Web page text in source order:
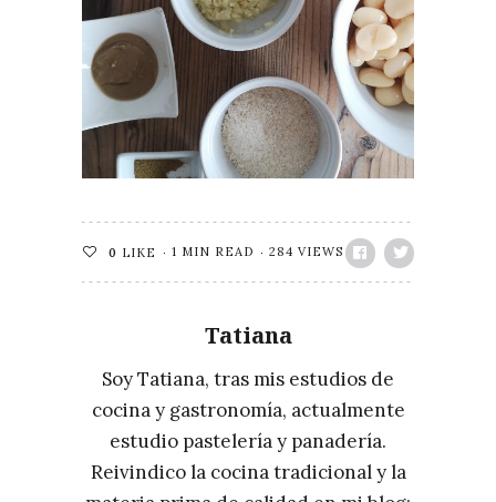
RECOMENDACIONES
0 LIKE 1 MIN READ 284 VIEWS
Tatiana
Soy Tatiana, tras mis estudios de
cocina y gastronomía, actualmente
estudio pastelería y panadería.
Reivindico la cocina tradicional y la